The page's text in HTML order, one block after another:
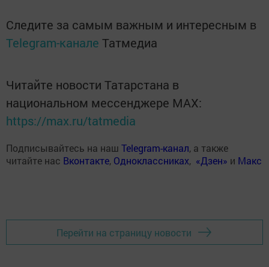
Следите за самым важным и интересным в
Telegram-канале Татмедиа
Читайте новости Татарстана в
национальном мессенджере MАХ:
https://max.ru/tatmedia
Подписывайтесь на наш Telegram-канал, а также
читайте нас Вконтакте, Одноклассниках, «Дзен» и Макс
Перейти на страницу новости